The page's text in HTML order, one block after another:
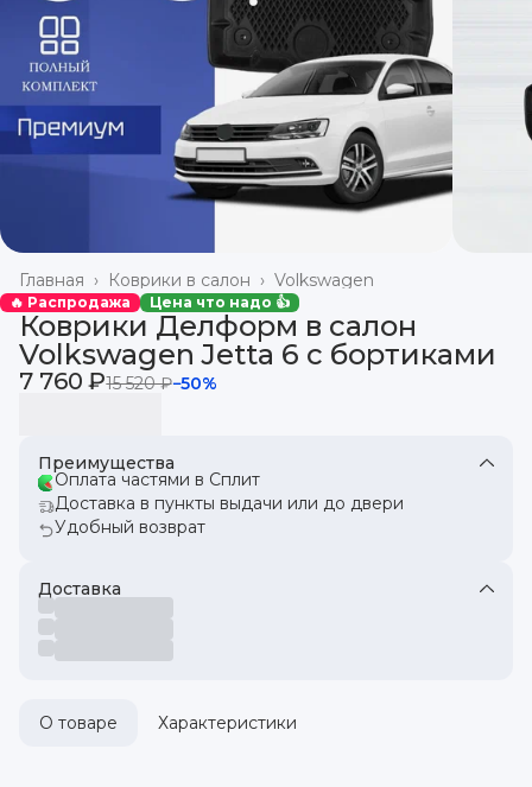
Volkswagen
Коврики в салон ›
Главная ›
🔥 Распродажа Цена что надо 👍
Коврики Делформ в салон
Volkswagen Jetta 6 с бортиками
7 760 ₽15 520 ₽−50%
Преимущества
Оплата частями в Сплит
Доставка в пункты выдачи или до двери
Удобный возврат
Доставка
О товаре Характеристики